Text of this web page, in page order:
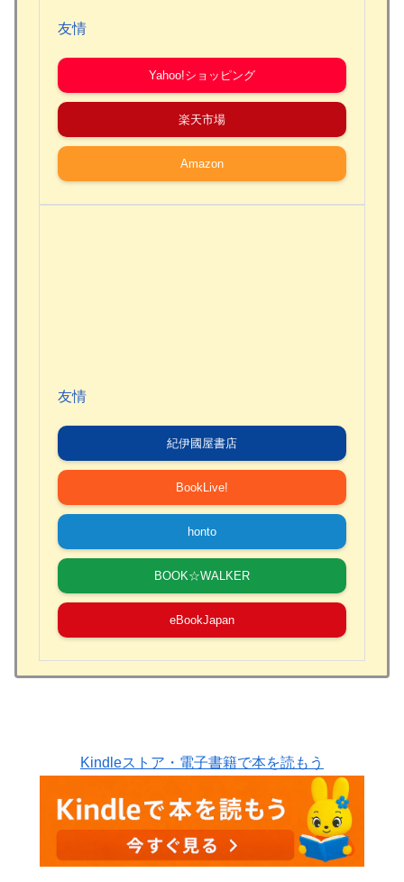
友情
Yahoo!ショッピング
楽天市場
Amazon
友情
紀伊國屋書店
BookLive!
honto
BOOK☆WALKER
eBookJapan
Kindleストア・電子書籍で本を読もう